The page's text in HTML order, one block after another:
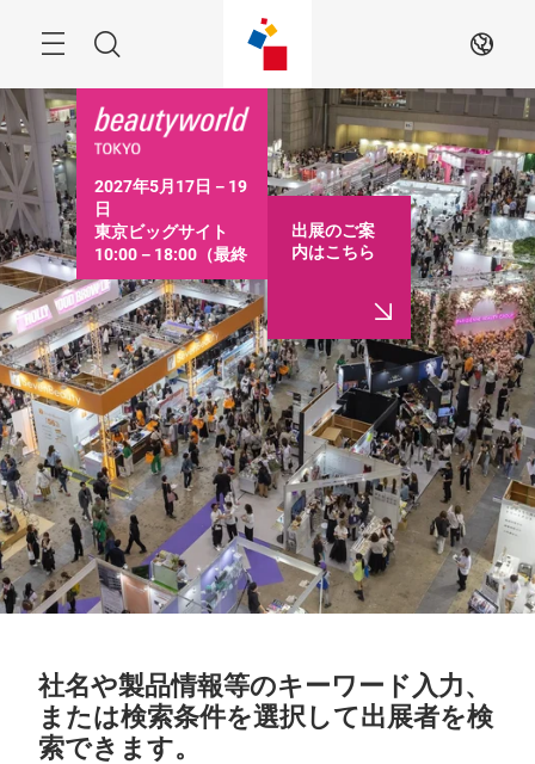
す
る
索
JA
2027年5月17日－19
日
東京ビッグサイト
10:00－18:00（最終
日は16:30まで）
出展のご案
内はこちら
社名や製品情報等のキーワード入力、
または検索条件を選択して出展者を検
索できます。